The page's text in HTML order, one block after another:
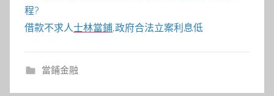
程?
借款不求人士林當鋪,政府合法立案利息低
當鋪金融